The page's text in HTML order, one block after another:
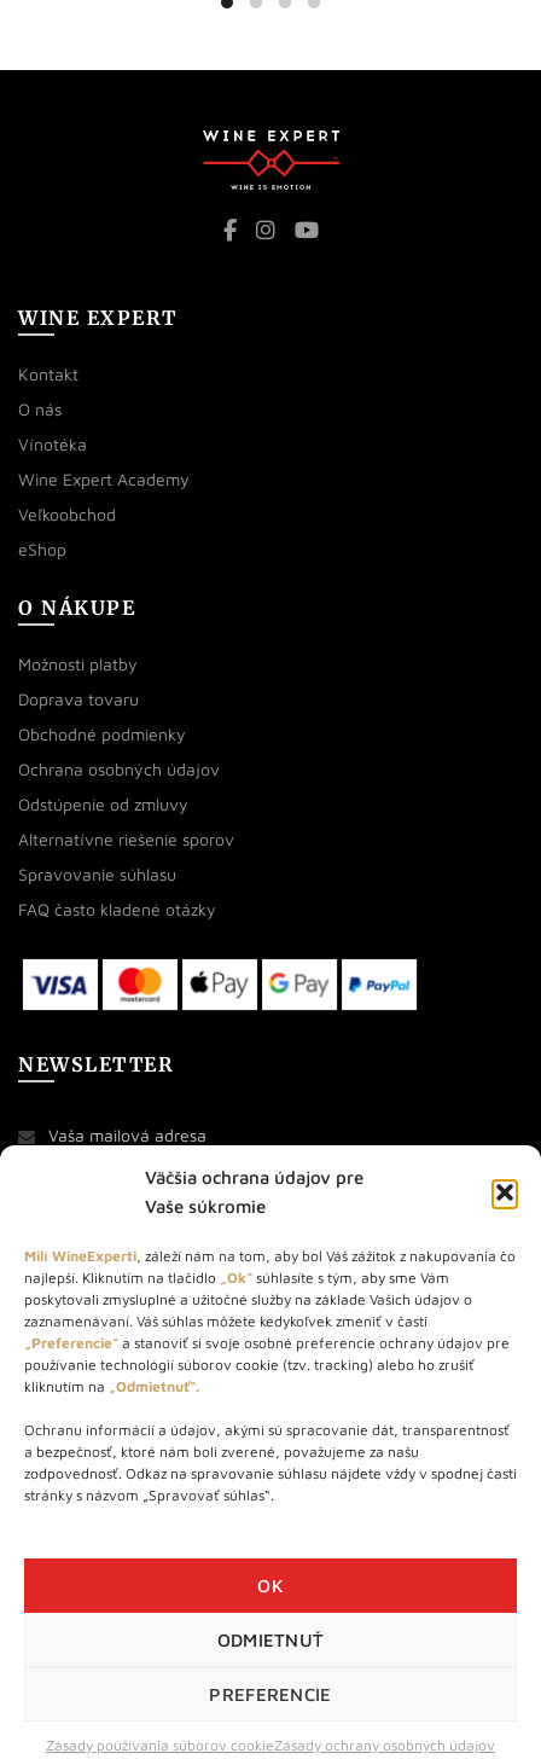
Väčšia ochrana údajov pre
Vaše súkromie
Milí WineExperti, záleží nám na tom, aby bol Váš zážitok z nakupovania čo
najlepší. Kliknutím na tlačidlo „Ok“ súhlasíte s tým, aby sme Vám
poskytovali zmysluplné a užitočné služby na základe Vašich údajov o
zaznamenávaní. Váš súhlas môžete kedykoľvek zmeniť v časti
„Preferencie“ a stanoviť si svoje osobné preferencie ochrany údajov pre
používanie technológií súborov cookie (tzv. tracking) alebo ho zrušiť
kliknutím na „Odmietnuť“.
Ochranu informácií a údajov, akými sú spracovanie dát, transparentnosť
a bezpečnosť, ktoré nám boli zverené, považujeme za našu
zodpovednosť. Odkaz na spravovanie súhlasu nájdete vždy v spodnej časti
stránky s názvom „Spravovať súhlas“.
OK
ODMIETNUŤ
PREFERENCIE
Zásady používania súborov cookieZásady ochrany osobných údajov
WINE EXPERT
Kontakt
O nás
Vínotéka
Wine Expert Academy
Veľkoobchod
eShop
O NÁKUPE
Možnosti platby
Doprava tovaru
Obchodné podmienky
Ochrana osobných údajov
Odstúpenie od zmluvy
Alternatívne riešenie sporov
Spravovanie súhlasu
FAQ často kladené otázky
NEWSLETTER
O NÁS
STORE – obchod s vínom a destilátmi od roku 2010. Na našej
webovej stránke predávame viac ako 1000+ značkových
produktov.
Info tel.: +421 917 779 888
Vínotéka: +421 917 888 879
Vínotéka: Bratislavská 49/B, Bratislava 841 06
info@wineexpert.sk
ochranou súkromia
a podmienkami používania